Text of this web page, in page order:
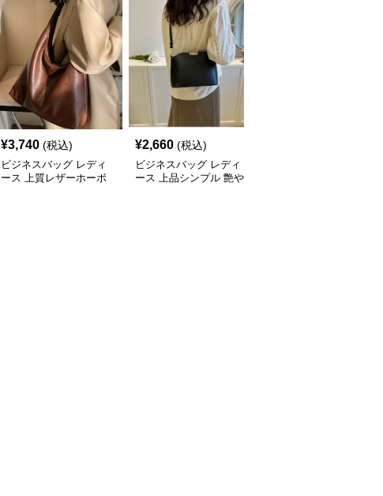
¥3,740 (税込)
ビジネスバッグ レディ
ース 上質レザーホーボ
¥2,660 (税込)
ビジネスバッグ レディ
ース 上品シンプル 艶や